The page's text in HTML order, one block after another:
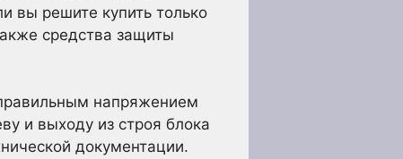
вы решите купить только
средства защиты
напряжением
и выходу из строя блока
документации.